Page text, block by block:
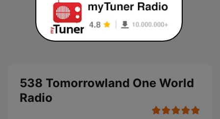
538 Tomorrowland One World
Radio